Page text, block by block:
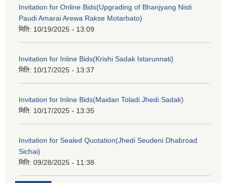
Invitation for Online Bids(Upgrading of Bhanjyang Nisti
Paudi Amarai Arewa Rakse Motarbato)
मिति: 10/19/2025 - 13:09
Invitation for Inline Bids(Krishi Sadak Istarunnati)
मिति: 10/17/2025 - 13:37
Invitation for Inline Bids(Maidan Toladi Jhedi Sadak)
मिति: 10/17/2025 - 13:35
Invitation for Sealed Quotation(Jhedi Seudeni Dhabroad
Sichai)
मिति: 09/28/2025 - 11:38